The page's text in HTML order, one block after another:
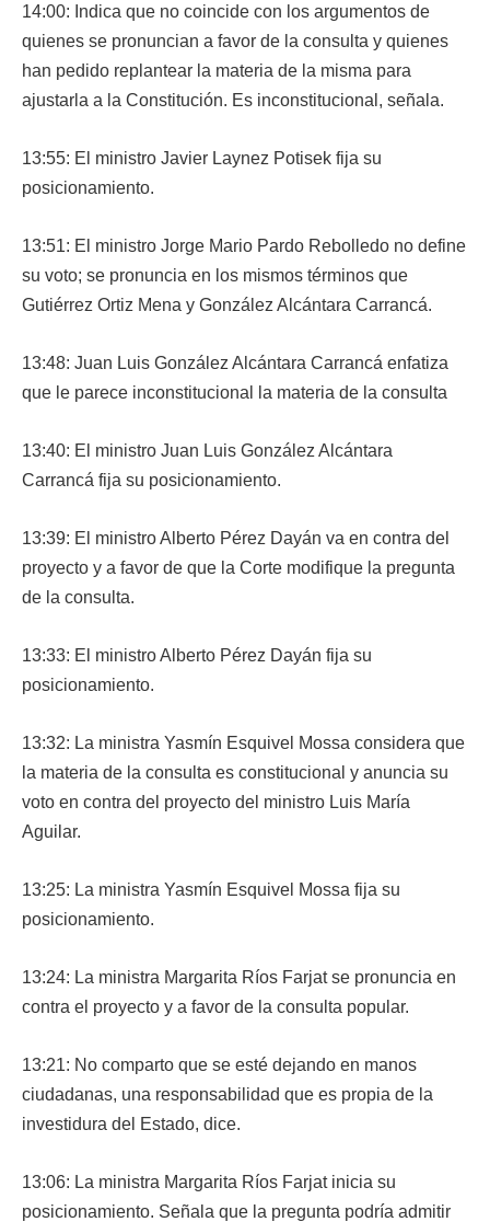
14:00: Indica que no coincide con los argumentos de
quienes se pronuncian a favor de la consulta y quienes
han pedido replantear la materia de la misma para
ajustarla a la Constitución. Es inconstitucional, señala.
13:55: El ministro Javier Laynez Potisek fija su
posicionamiento.
13:51: El ministro Jorge Mario Pardo Rebolledo no define
su voto; se pronuncia en los mismos términos que
Gutiérrez Ortiz Mena y González Alcántara Carrancá.
13:48: Juan Luis González Alcántara Carrancá enfatiza
que le parece inconstitucional la materia de la consulta
13:40: El ministro Juan Luis González Alcántara
Carrancá fija su posicionamiento.
13:39: El ministro Alberto Pérez Dayán va en contra del
proyecto y a favor de que la Corte modifique la pregunta
de la consulta.
13:33: El ministro Alberto Pérez Dayán fija su
posicionamiento.
13:32: La ministra Yasmín Esquivel Mossa considera que
la materia de la consulta es constitucional y anuncia su
voto en contra del proyecto del ministro Luis María
Aguilar.
13:25: La ministra Yasmín Esquivel Mossa fija su
posicionamiento.
13:24: La ministra Margarita Ríos Farjat se pronuncia en
contra el proyecto y a favor de la consulta popular.
13:21: No comparto que se esté dejando en manos
ciudadanas, una responsabilidad que es propia de la
investidura del Estado, dice.
13:06: La ministra Margarita Ríos Farjat inicia su
posicionamiento. Señala que la pregunta podría admitir